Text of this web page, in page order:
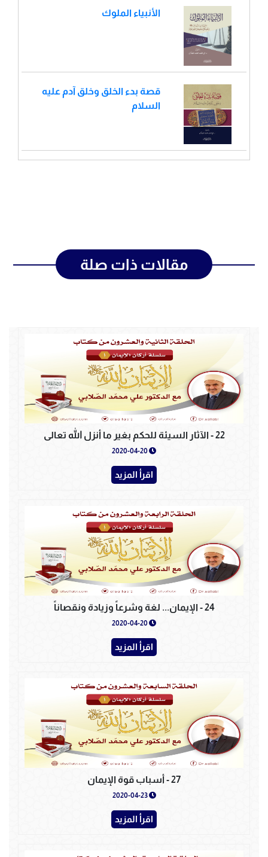
الأنبياء الملوك
قصة بدء الخلق وخلق آدم عليه
السلام
مقالات ذات صلة
22 - الآثار السيئة للحكم بغير ما أنزل الله تعالى
اقرأ المزيد
24 - الإيمان... لغة وشرعاً وزيادة ونقصاناً
اقرأ المزيد
27 - أسباب قوة الإيمان
2020-04-23
اقرأ المزيد